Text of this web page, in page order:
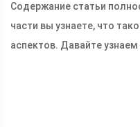
Содержание статьи
части вы узнаете, что
аспектов. Давайте узнаем